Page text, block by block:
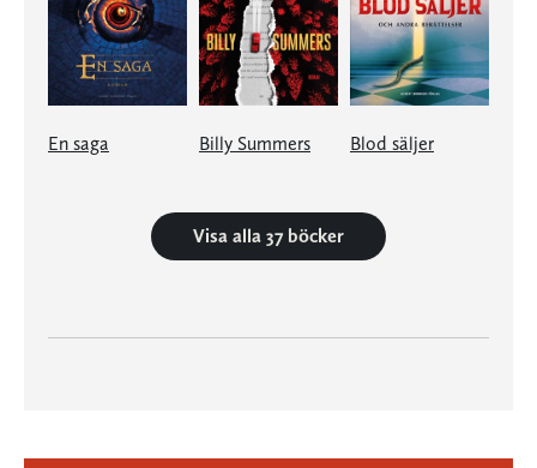
En saga Billy Summers Blod säljer
Visa alla 37 böcker